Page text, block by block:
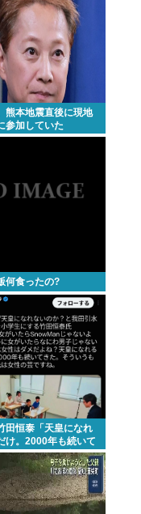
熊本地震直後に現地
参加していた
何食ったの?
田恒泰「天皇になれ
け。2000年も続いて
歌舞伎も女は駄目だ